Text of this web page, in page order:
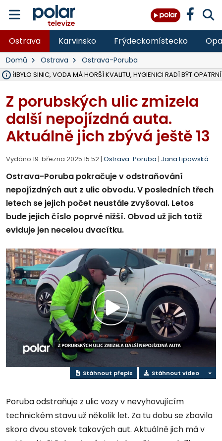
Ostrava Karvinsko Frýdeckomístecko
Domů Ostrava Ostrava-Poruba
PŘIBYLO SINIC, VODA MÁ HORŠÍ KVALITU, HYGIENICI RADÍ BÝT OPATRNÍ
Z porubských ulic zmizela
další nepojízdná auta.
Aktuálně jich zbývá ještě 13
Vydáno 19. března 2025 15:52 | Ostrava-Poruba | Jana Lipowská
Ostrava-Poruba pokračuje v odstraňování
nepojízdných aut z ulic obvodu. V posledních třech
letech se jejich počet neustále zvyšoval. Letos
bude jejich číslo poprvé nižší. Obvod už jich totiž
eviduje jen necelou dvacítku.
Přehrát
video
Stáhnout přepis Stáhnout video
Poruba odstraňuje z ulic vozy v nevyhovujícím
technickém stavu už několik let. Za tu dobu se zbavila
skoro dvou stovek takových aut. Aktuálně jich má v